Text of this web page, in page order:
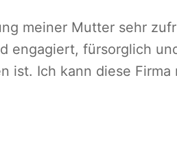
meiner Mutter sehr
engagiert, fürsorglich
ist. Ich kann diese